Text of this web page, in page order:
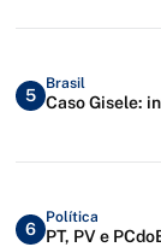
5
Brasil
Caso Gisele:
6
Política
PT, PV e